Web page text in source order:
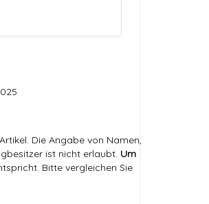
Die Angabe von Namen,
ist nicht erlaubt. Um
Bitte vergleichen Sie